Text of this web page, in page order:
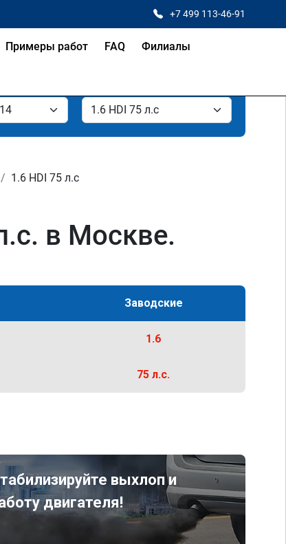
+7 499 113-46-91
Примеры работ FAQ Филиалы
1.6 HDI 75 л.с
в Москве.
Заводские
1.6
75 л.с.
выхлоп и
двигателя!